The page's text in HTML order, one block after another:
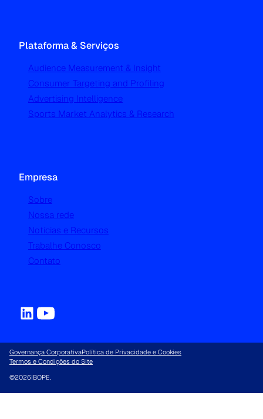
Plataforma & Serviços
Audience Measurement & Insight
Consumer Targeting and Profiling
Advertising Intelligence
Sports Market Analytics & Research
Empresa
Sobre
Nossa rede
Notícias e Recursos
Trabalhe Conosco
Contato
Governança CorporativaPolítica de Privacidade e Cookies
Termos e Condições do Site
©2026IBOPE.